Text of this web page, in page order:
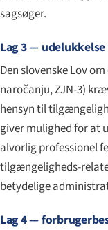
sagsøger.
Lag 3 —
Den slovenske Lov
naročanju, ZJN-3)
hensyn til
giver mulighed for at
alvorlig professionel
tilgængeligheds-
betydelige
Lag 4 —